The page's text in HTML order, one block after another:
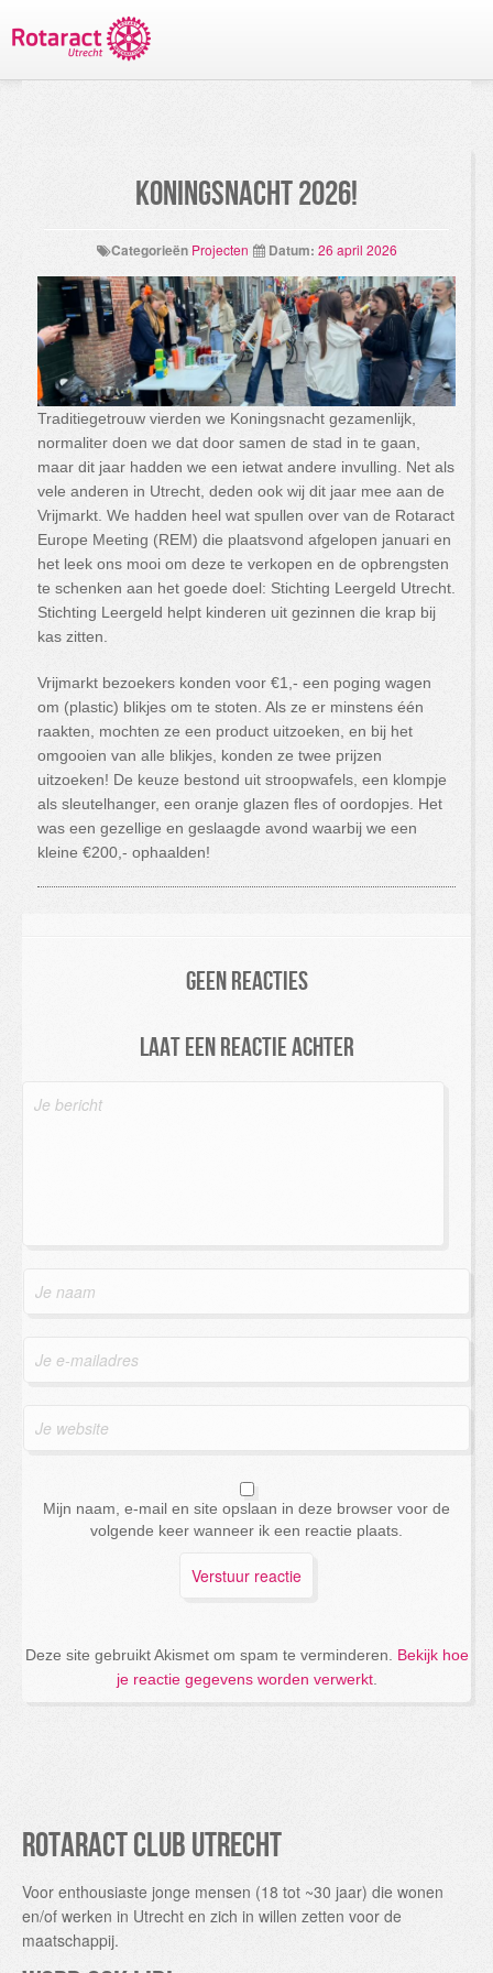
Koningsnacht 2026!
Categorieën Projecten Datum: 26 april 2026
Traditiegetrouw vierden we Koningsnacht gezamenlijk,
normaliter doen we dat door samen de stad in te gaan,
maar dit jaar hadden we een ietwat andere invulling. Net als
vele anderen in Utrecht, deden ook wij dit jaar mee aan de
Vrijmarkt. We hadden heel wat spullen over van de Rotaract
Europe Meeting (REM) die plaatsvond afgelopen januari en
het leek ons mooi om deze te verkopen en de opbrengsten
te schenken aan het goede doel: Stichting Leergeld Utrecht.
Stichting Leergeld helpt kinderen uit gezinnen die krap bij
kas zitten.
Vrijmarkt bezoekers konden voor €1,- een poging wagen
om (plastic) blikjes om te stoten. Als ze er minstens één
raakten, mochten ze een product uitzoeken, en bij het
omgooien van alle blikjes, konden ze twee prijzen
uitzoeken! De keuze bestond uit stroopwafels, een klompje
als sleutelhanger, een oranje glazen fles of oordopjes. Het
was een gezellige en geslaagde avond waarbij we een
kleine €200,- ophaalden!
Geen reacties
Laat een reactie achter
Mijn naam, e-mail en site opslaan in deze browser voor de
volgende keer wanneer ik een reactie plaats.
Deze site gebruikt Akismet om spam te verminderen. Bekijk hoe
je reactie gegevens worden verwerkt.
Rotaract Club Utrecht
Voor enthousiaste jonge mensen (18 tot ~30 jaar) die wonen
en/of werken in Utrecht en zich in willen zetten voor de
maatschappij.